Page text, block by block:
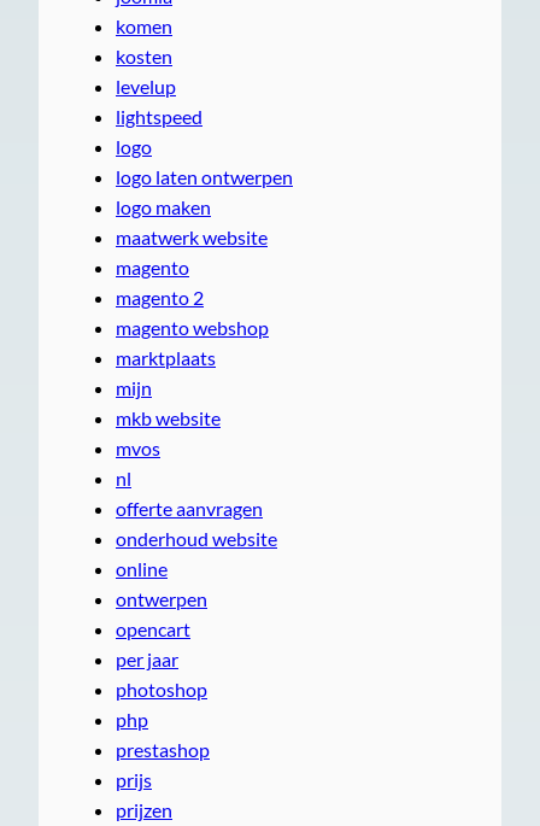
komen
kosten
levelup
lightspeed
logo
logo laten ontwerpen
logo maken
maatwerk website
magento
magento 2
magento webshop
marktplaats
mijn
mkb website
mvos
nl
offerte aanvragen
onderhoud website
online
ontwerpen
opencart
per jaar
photoshop
php
prestashop
prijs
prijzen